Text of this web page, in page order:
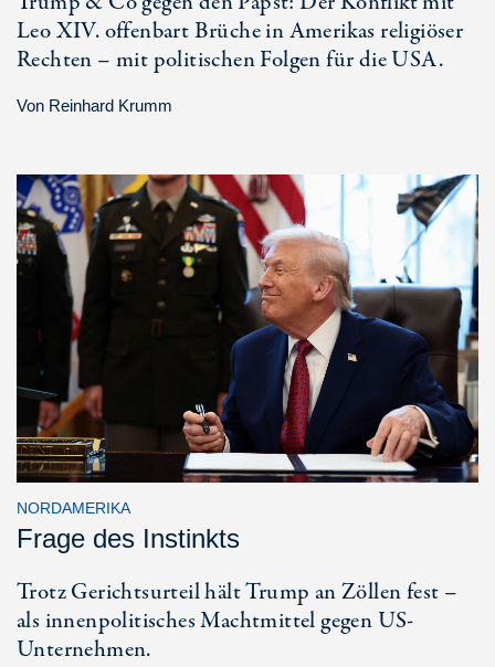
Leo XIV. offenbart Brüche in Amerikas religiöser
Rechten – mit politischen Folgen für die USA.
Von Reinhard Krumm
NORDAMERIKA
Frage des Instinkts
Trotz Gerichtsurteil hält Trump an Zöllen fest –
als innenpolitisches Machtmittel gegen US-
Unternehmen.